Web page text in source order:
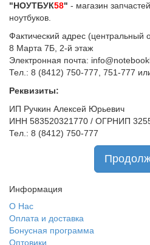
"НОУТБУК58" - магазин
ноутбуков.
Фактический адрес (центральный
8 Марта 7Б, 2-й этаж
Электронная почта:
Тел.: 8 (8412) 750-777, 751-777
Реквизиты:
ИП Ручкин Алексей Юрьевич
ИНН 583520321770 / ОГРНИП
Тел.: 8 (8412) 750-777
Информация
О Нас
Оплата и доставка
Бонусная программа
Оптовики